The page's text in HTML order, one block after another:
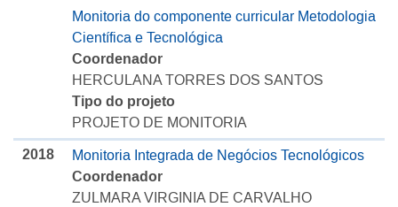
Monitoria do componente curricular Metodologia
Científica e Tecnológica
Coordenador
HERCULANA TORRES DOS SANTOS
Tipo do projeto
PROJETO DE MONITORIA
2018
Monitoria Integrada de Negócios Tecnológicos
Coordenador
ZULMARA VIRGINIA DE CARVALHO